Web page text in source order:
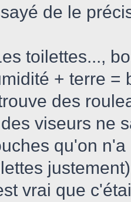
de le
toilettes...,
+ terre =
des
viseurs ne
qu'on
vrai que